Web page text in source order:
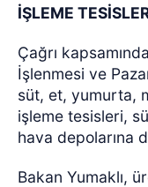
İŞLEME
Çağrı
İşlenmesi ve
süt, et, yumurta,
işleme tesisleri,
hava depolarına
Bakan Yumaklı,